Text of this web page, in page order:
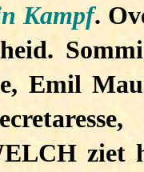
Kampf.
Emil
ziet